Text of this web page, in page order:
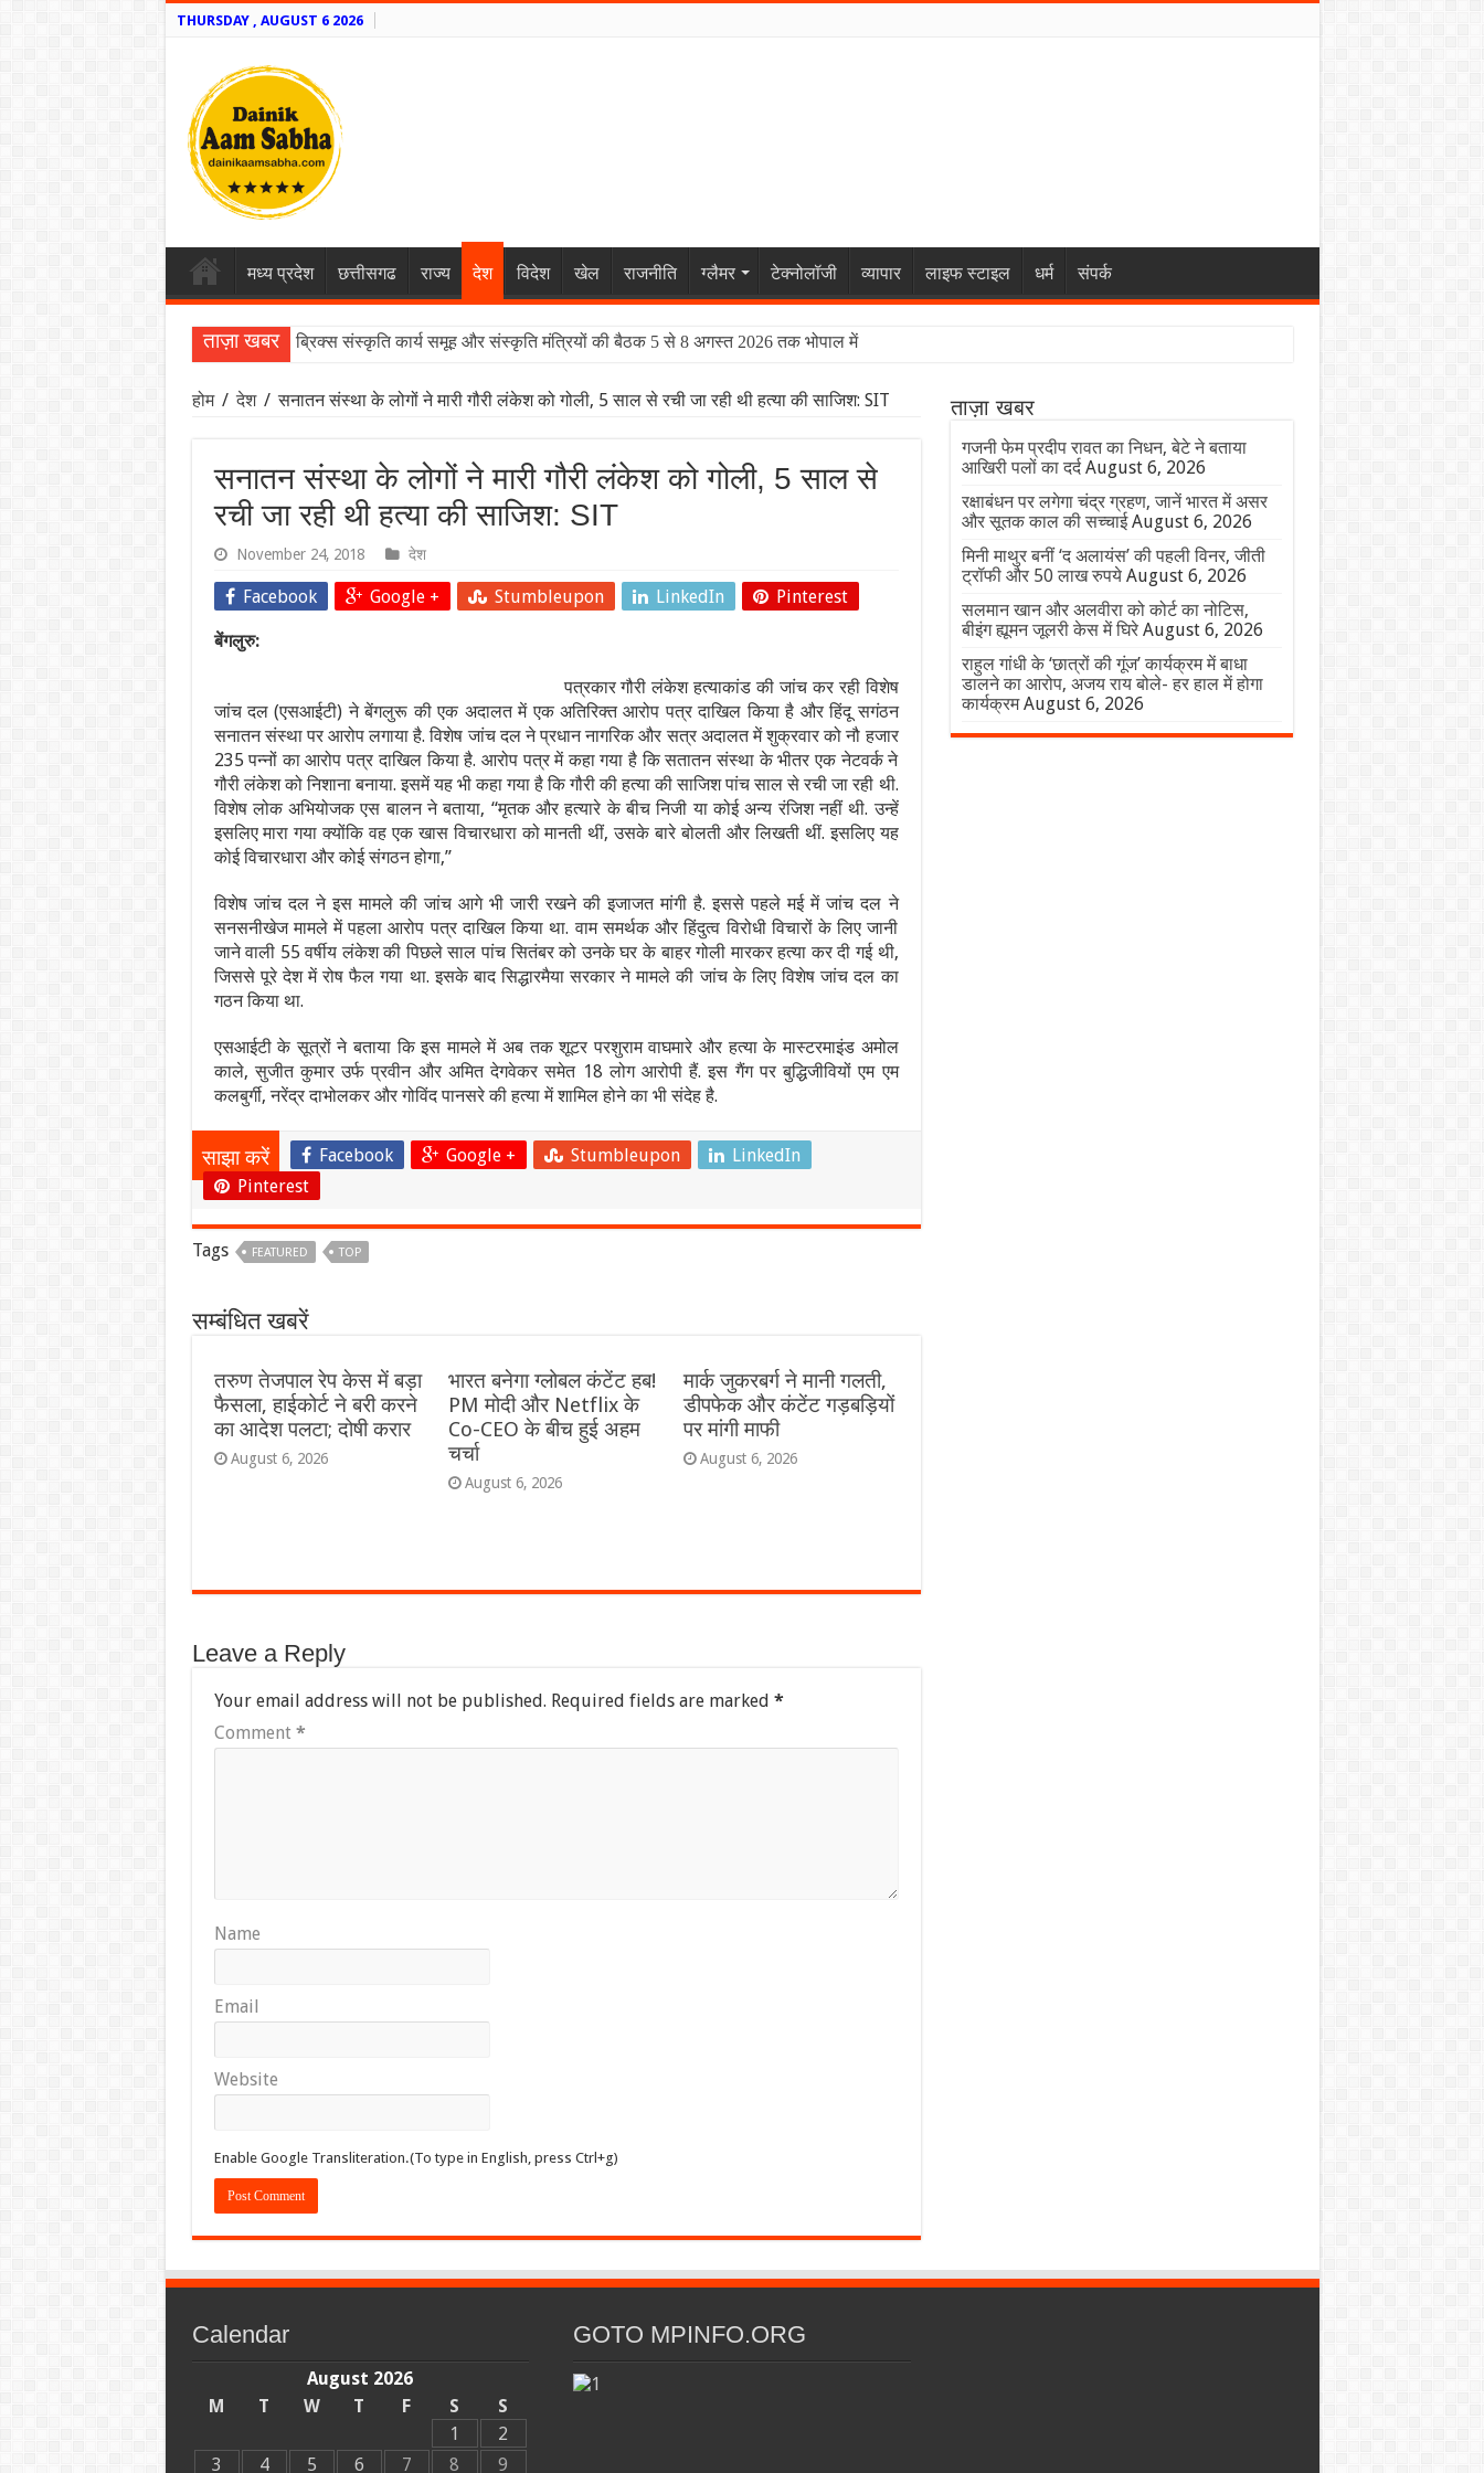
THURSDAY , AUGUST 6 2026
मध्य प्रदेश छत्तीसगढ राज्य देश विदेश खेल राजनीति ग्लैमर टेक्नोलॉजी व्यापार लाइफ स्टाइल धर्म संपर्क
ताज़ा खबर ब्रिक्स संस्कृति कार्य समूह और संस्कृति मंत्रियों की बैठक 5 से 8 अगस्त 2026 तक भोपाल में
होम / देश / सनातन संस्था के लोगों ने मारी गौरी लंकेश को गोली, 5 साल से रची जा रही थी हत्या की साजिश: SIT
सनातन संस्था के लोगों ने मारी गौरी लंकेश को गोली, 5 साल से
रची जा रही थी हत्या की साजिश: SIT
November 24, 2018 देश
Facebook Google + Stumbleupon LinkedIn Pinterest
बेंगलुरु:
पत्रकार गौरी लंकेश हत्याकांड की जांच कर रही विशेष
जांच दल (एसआईटी) ने बेंगलुरू की एक अदालत में एक अतिरिक्त आरोप पत्र दाखिल किया है और हिंदू सगंठन
सनातन संस्था पर आरोप लगाया है. विशेष जांच दल ने प्रधान नागरिक और सत्र अदालत में शुक्रवार को नौ हजार
235 पन्नों का आरोप पत्र दाखिल किया है. आरोप पत्र में कहा गया है कि सतातन संस्था के भीतर एक नेटवर्क ने
गौरी लंकेश को निशाना बनाया. इसमें यह भी कहा गया है कि गौरी की हत्या की साजिश पांच साल से रची जा रही थी.
विशेष लोक अभियोजक एस बालन ने बताया, “मृतक और हत्यारे के बीच निजी या कोई अन्य रंजिश नहीं थी. उन्हें
इसलिए मारा गया क्योंकि वह एक खास विचारधारा को मानती थीं, उसके बारे बोलती और लिखती थीं. इसलिए यह
कोई विचारधारा और कोई संगठन होगा,”
विशेष जांच दल ने इस मामले की जांच आगे भी जारी रखने की इजाजत मांगी है. इससे पहले मई में जांच दल ने
सनसनीखेज मामले में पहला आरोप पत्र दाखिल किया था. वाम समर्थक और हिंदुत्व विरोधी विचारों के लिए जानी
जाने वाली 55 वर्षीय लंकेश की पिछले साल पांच सितंबर को उनके घर के बाहर गोली मारकर हत्या कर दी गई थी,
जिससे पूरे देश में रोष फैल गया था. इसके बाद सिद्धारमैया सरकार ने मामले की जांच के लिए विशेष जांच दल का
गठन किया था.
एसआईटी के सूत्रों ने बताया कि इस मामले में अब तक शूटर परशुराम वाघमारे और हत्या के मास्टरमाइंड अमोल
काले, सुजीत कुमार उर्फ प्रवीन और अमित देगवेकर समेत 18 लोग आरोपी हैं. इस गैंग पर बुद्धिजीवियों एम एम
कलबुर्गी, नरेंद्र दाभोलकर और गोविंद पानसरे की हत्या में शामिल होने का भी संदेह है.
साझा करें Facebook Google + Stumbleupon
LinkedIn
Pinterest
Tags FEATURED TOP
सम्बंधित खबरें
तरुण तेजपाल रेप केस में बड़ा
फैसला, हाईकोर्ट ने बरी करने
का आदेश पलटा; दोषी करार
August 6, 2026
भारत बनेगा ग्लोबल कंटेंट हब!
PM मोदी और Netflix के
Co-CEO के बीच हुई अहम
चर्चा
August 6, 2026
मार्क जुकरबर्ग ने मानी गलती,
डीपफेक और कंटेंट गड़बड़ियों
पर मांगी माफी
August 6, 2026
Leave a Reply
Your email address will not be published. Required fields are marked *
Comment *
Name
Email
Website
Enable Google Transliteration.(To type in English, press Ctrl+g)
ताज़ा खबर
गजनी फेम प्रदीप रावत का निधन, बेटे ने बताया
आखिरी पलों का दर्द August 6, 2026
रक्षाबंधन पर लगेगा चंद्र ग्रहण, जानें भारत में असर
और सूतक काल की सच्चाई August 6, 2026
मिनी माथुर बनीं ‘द अलायंस’ की पहली विनर, जीती
ट्रॉफी और 50 लाख रुपये August 6, 2026
सलमान खान और अलवीरा को कोर्ट का नोटिस,
बीइंग ह्यूमन जूलरी केस में घिरे August 6, 2026
राहुल गांधी के ‘छात्रों की गूंज’ कार्यक्रम में बाधा
डालने का आरोप, अजय राय बोले- हर हाल में होगा
कार्यक्रम August 6, 2026
Calendar
August 2026
M
T W T F S
S
1
2
3
4 5 6 7 8 9
GOTO MPINFO.ORG